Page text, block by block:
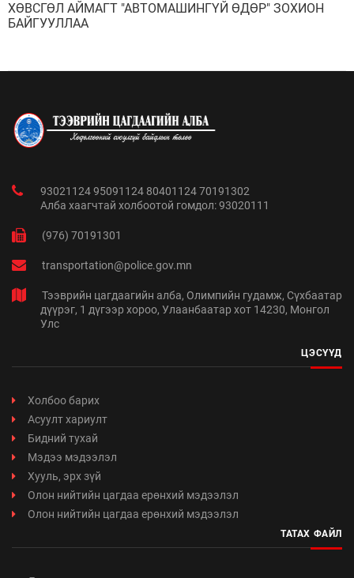
ХӨВСГӨЛ АЙМАГТ "АВТОМАШИНГҮЙ ӨДӨР" ЗОХИОН
БАЙГУУЛЛАА
93021124 95091124 80401124 70191302
Алба хаагчтай холбоотой гомдол: 93020111
(976) 70191301
transportation@police.gov.mn
Тээврийн цагдаагийн алба, Олимпийн гудамж, Сүхбаатар
дүүрэг, 1 дүгээр хороо, Улаанбаатар хот 14230, Монгол
Улс
ЦЭСҮҮД
Холбоо барих
Асуулт хариулт
Бидний тухай
Мэдээ мэдээлэл
Хууль, эрх зүй
Олон нийтийн цагдаа ерөнхий мэдээлэл
Олон нийтийн цагдаа ерөнхий мэдээлэл
ТАТАХ ФАЙЛ